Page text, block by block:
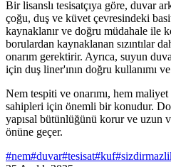
Bir lisanslı tesisatçıya göre, duvar
çoğu, duş ve küvet çevresindeki
kaynaklanır ve doğru müdahale ile
borulardan kaynaklanan sızıntılar
onarım gerektirir. Ayrıca, suyun
için duş liner'ının doğru kullanımı
Nem tespiti ve onarımı, hem maliyet
sahipleri için önemli bir konudur.
yapısal bütünlüğünü korur ve uzun
önüne geçer.
#nem#duvar#tesisat#kuf#